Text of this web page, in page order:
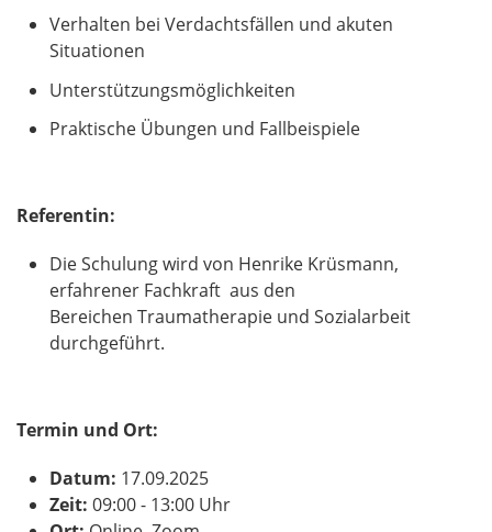
Verhalten bei Verdachtsfällen und akuten
Situationen
Unterstützungsmöglichkeiten
Praktische Übungen und Fallbeispiele
Referentin:
Die Schulung wird von Henrike Krüsmann,
erfahrener Fachkraft aus den
Bereichen Traumatherapie und Sozialarbeit
durchgeführt.
Termin und Ort:
Datum: 17.09.2025
Zeit: 09:00 - 13:00 Uhr